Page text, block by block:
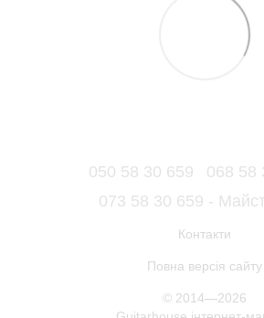
050 58 30 659
068 58
073 58 30 659 -
Контакти
Повна версія сайту
© 2014—2026